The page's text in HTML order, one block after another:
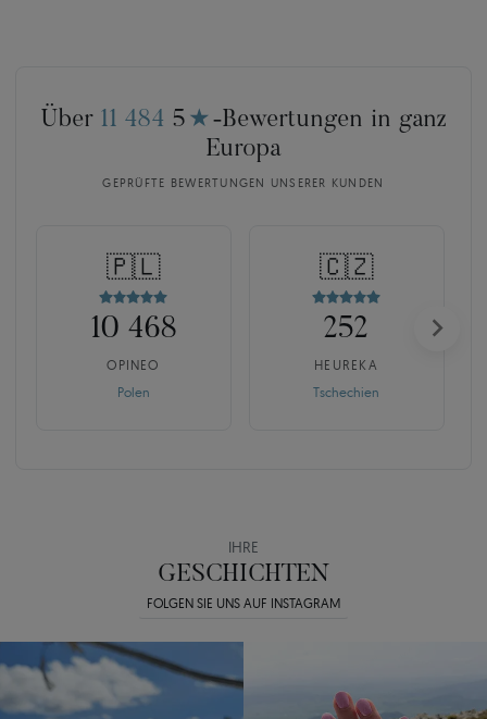
Über 11 484 5 ★ -Bewertungen in ganz
Europa
GEPRÜFTE BEWERTUNGEN UNSERER KUNDEN
🇵🇱
10 468
OPINEO
Polen
🇨🇿
252
HEUREKA
Tschechien
IHRE
GESCHICHTEN
FOLGEN SIE UNS AUF INSTAGRAM